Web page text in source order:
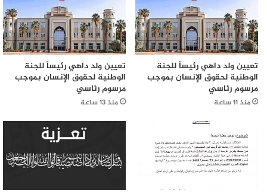
تعيين ولد داهي رئيساً للجنة
الوطنية لحقوق الإنسان بموجب
مرسوم رئاسي
منذ 11 ساعة
تعيين ولد داهي رئيساً للجنة
الوطنية لحقوق الإنسان بموجب
مرسوم رئاسي
منذ 13 ساعة